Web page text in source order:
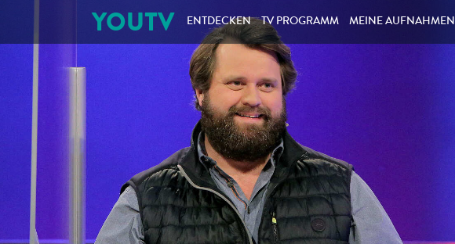
YOUTV ENTDECKEN TV PROGRAMM MEINE AUFNAHMEN